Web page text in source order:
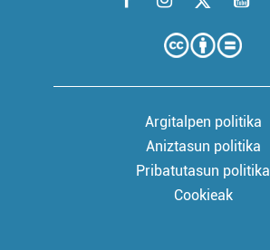
Argitalpen politika
Aniztasun politika
Pribatutasun politika
Cookieak